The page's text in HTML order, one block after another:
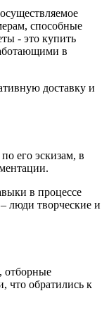
способные
- это купить
в
доставку и
его эскизам, в
в процессе
люди творческие и
отборные
что обратились к